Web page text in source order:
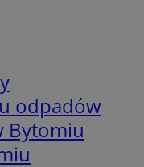
odpadów
Bytomiu